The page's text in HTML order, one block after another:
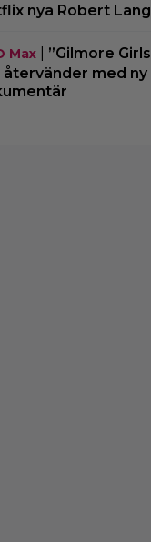
nya Robert
Max| ”Gilmore
återvänder med ny